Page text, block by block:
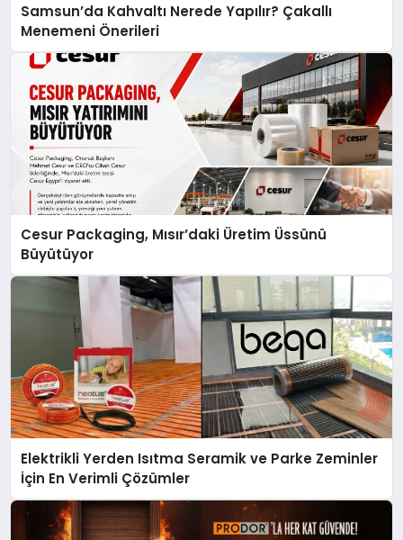
Samsun’da Kahvaltı Nerede Yapılır? Çakallı
Menemeni Önerileri
Cesur Packaging, Mısır’daki Üretim Üssünü
Büyütüyor
Elektrikli Yerden Isıtma Seramik ve Parke Zeminler
İçin En Verimli Çözümler